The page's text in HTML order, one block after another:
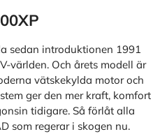
sedan introduktionen 1991
världen. Och årets modell är
vätskekylda motor och
ger den mer kraft, komfort
tidigare. Så förlåt alla
som regerar i skogen nu.